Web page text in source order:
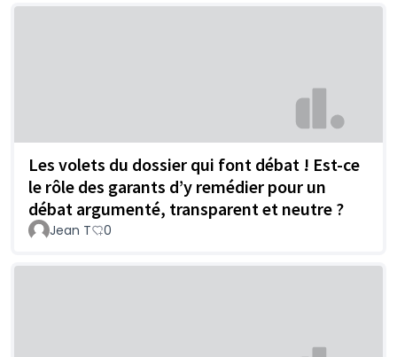
Les volets du dossier qui font débat ! Est-ce
le rôle des garants d’y remédier pour un
débat argumenté, transparent et neutre ?
Jean T 0